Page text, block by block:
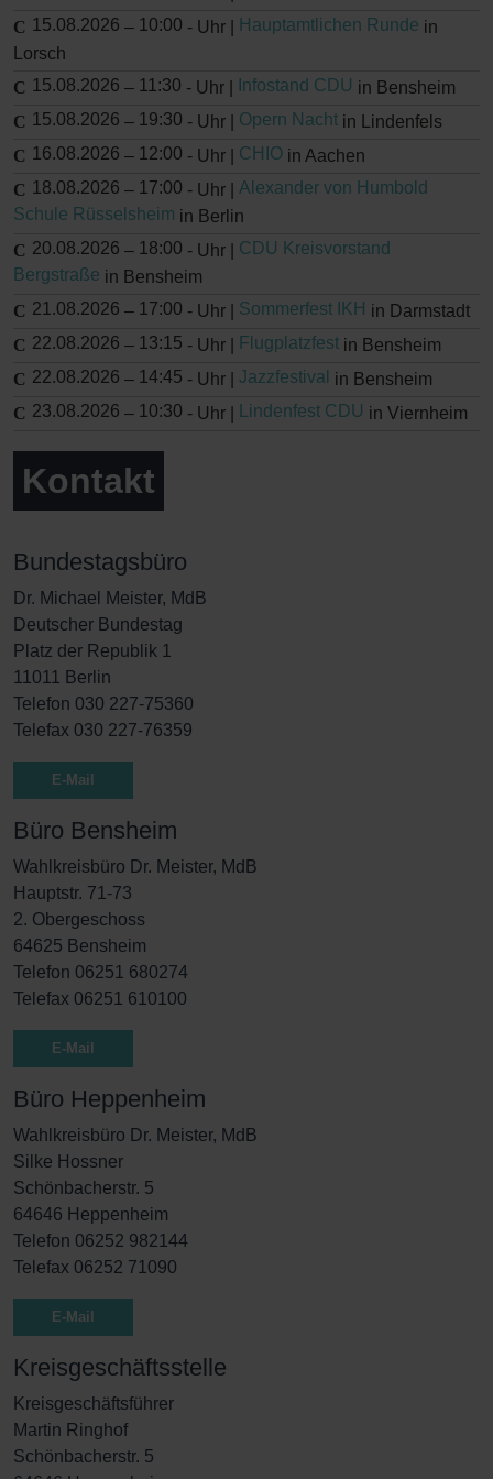
15.08.2026 – 10:00 - Uhr | Hauptamtlichen Runde in
Lorsch
15.08.2026 – 11:30 - Uhr | Infostand CDU in Bensheim
15.08.2026 – 19:30 - Uhr | Opern Nacht in Lindenfels
16.08.2026 – 12:00 - Uhr | CHIO in Aachen
18.08.2026 – 17:00 - Uhr | Alexander von Humbold
Schule Rüsselsheim in Berlin
20.08.2026 – 18:00 - Uhr | CDU Kreisvorstand
Bergstraße in Bensheim
21.08.2026 – 17:00 - Uhr | Sommerfest IKH in Darmstadt
22.08.2026 – 13:15 - Uhr | Flugplatzfest in Bensheim
22.08.2026 – 14:45 - Uhr | Jazzfestival in Bensheim
23.08.2026 – 10:30 - Uhr | Lindenfest CDU in Viernheim
Kontakt
Bundestagsbüro
Dr. Michael Meister, MdB
Deutscher Bundestag
Platz der Republik 1
11011 Berlin
Telefon 030 227-75360
Telefax 030 227-76359
E-Mail
Büro Bensheim
Wahlkreisbüro Dr. Meister, MdB
Hauptstr. 71-73
2. Obergeschoss
64625 Bensheim
Telefon 06251 680274
Telefax 06251 610100
E-Mail
Büro Heppenheim
Wahlkreisbüro Dr. Meister, MdB
Silke Hossner
Schönbacherstr. 5
64646 Heppenheim
Telefon 06252 982144
Telefax 06252 71090
E-Mail
Kreisgeschäftsstelle
Kreisgeschäftsführer
Martin Ringhof
Schönbacherstr. 5